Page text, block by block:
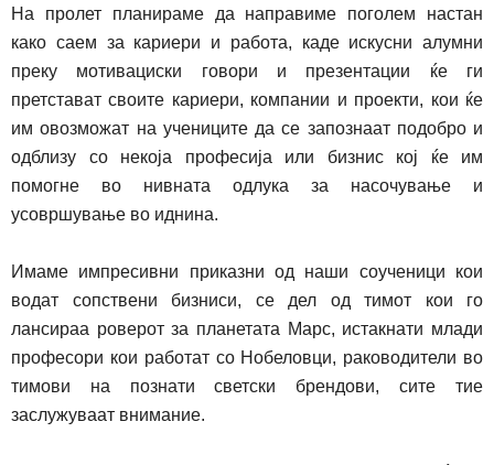
На пролет планираме да направиме поголем настан
како саем за кариери и работа, каде искусни алумни
преку мотивациски говори и презентации ќе ги
претстават своите кариери, компании и проекти, кои ќе
им овозможат на учениците да се запознаат подобро и
одблизу со некоја професија или бизнис кој ќе им
помогне во нивната одлука за насочување и
усовршување во иднина.
Имаме импресивни приказни од наши соученици кои
водат сопствени бизниси, се дел од тимот кои го
лансираа роверот за планетата Марс, истакнати млади
професори кои работат со Нобеловци, раководители во
тимови на познати светски брендови, сите тие
заслужуваат внимание.